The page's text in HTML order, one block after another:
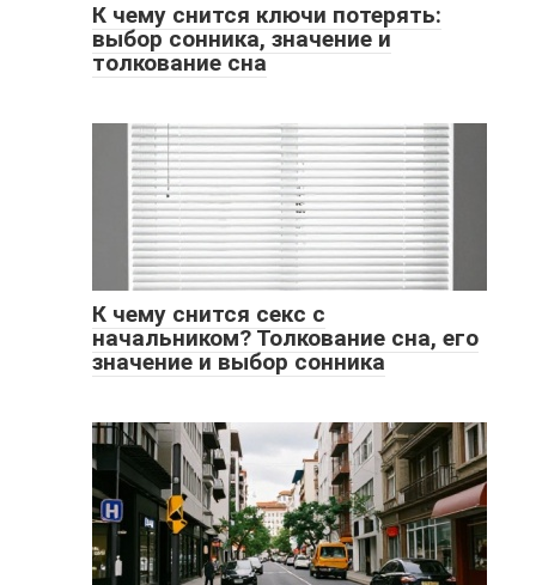
К чему снится ключи потерять:
выбор сонника, значение и
толкование сна
К чему снится секс с
начальником? Толкование сна, его
значение и выбор сонника